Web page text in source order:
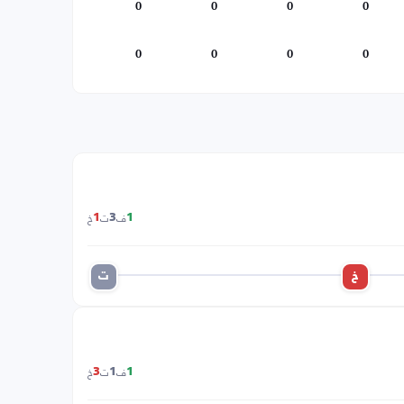
0
0
0
0
0
0
0
0
1ف3ت 1خ
خ ت
1ف 1ت3خ